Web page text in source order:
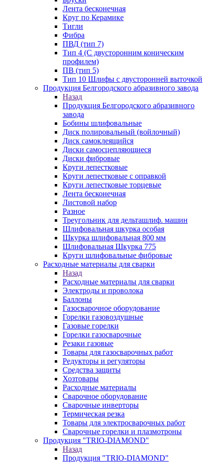
Лента бесконечная
Круг по Керамике
Тигли
Фибра
ПВД (тип 7)
Тип 4 (С двусторонним коническим
профилем)
ПВ (тип 5)
Тип 10 Шлифы с двусторонней выточкой
Продукция Белгородского абразивного завода
Назад
Продукция Белгородского абразивного
завода
Бобины шлифовальные
Диск полировальный (войлочный)
Диск самоклеящийся
Диски самосцепляющиеся
Диски фибровые
Круги лепестковые
Круги лепестковые с оправкой
Круги лепестковые торцевые
Лента бесконечная
Листовой набор
Разное
Треугольник для дельташлиф. машин
Шлифовальная шкурка особая
Шкурка шлифовальная 800 мм
Шлифовальная Шкурка 775
Круги шлифовальные фибровые
Расходные материалы для сварки
Назад
Расходные материалы для сварки
Электроды и проволока
Баллоны
Газосварочное оборудование
Горелки газовоздушные
Газовые горелки
Горелки газосварочные
Резаки газовые
Товары для газосварочных работ
Редукторы и регуляторы
Средства защиты
Хозтовары
Расходные материалы
Сварочное оборудование
Сварочные инверторы
Термическая резка
Товары для электросварочных работ
Сварочные горелки и плазмотроны
Продукция "TRIO-DIAMOND"
Назад
Продукция "TRIO-DIAMOND"